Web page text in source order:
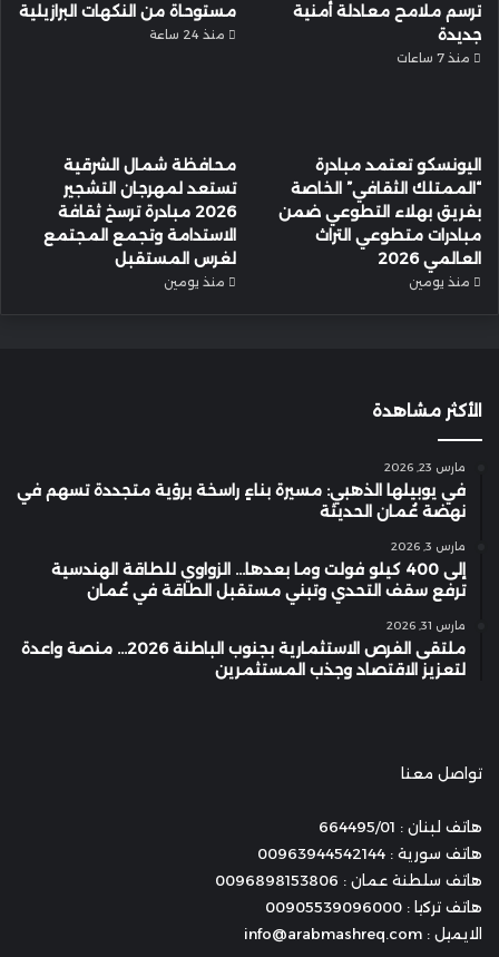
ترسم ملامح معادلة أمنية
جديدة
منذ 7 ساعات
مستوحاة من النكهات البرازيلية
منذ 24 ساعة
اليونسكو تعتمد مبادرة
“الممتلك الثقافي” الخاصة
بفريق بهلاء التطوعي ضمن
مبادرات متطوعي التراث
العالمي 2026
منذ يومين
محافظة شمال الشرقية
تستعد لمهرجان التشجير
2026 مبادرة ترسخ ثقافة
الاستدامة وتجمع المجتمع
لغرس المستقبل
منذ يومين
الأكثر مشاهدة
مارس 23, 2026
في يوبيلها الذهبي: مسيرة بناءٍ راسخة برؤية متجددة تسهم في
نهضة عُمان الحديثة
مارس 3, 2026
إلى 400 كيلو فولت وما بعدها… الزواوي للطاقة الهندسية
ترفع سقف التحدي وتبني مستقبل الطاقة في عُمان
مارس 31, 2026
ملتقى الفرص الاستثمارية بجنوب الباطنة 2026… منصة واعدة
لتعزيز الاقتصاد وجذب المستثمرين
تواصل معنا
هاتف لبنان : 664495/01
هاتف سورية : 00963944542144
هاتف سلطنة عمان : 0096898153806
هاتف تركيا : 00905539096000
الايميل : info@arabmashreq.com